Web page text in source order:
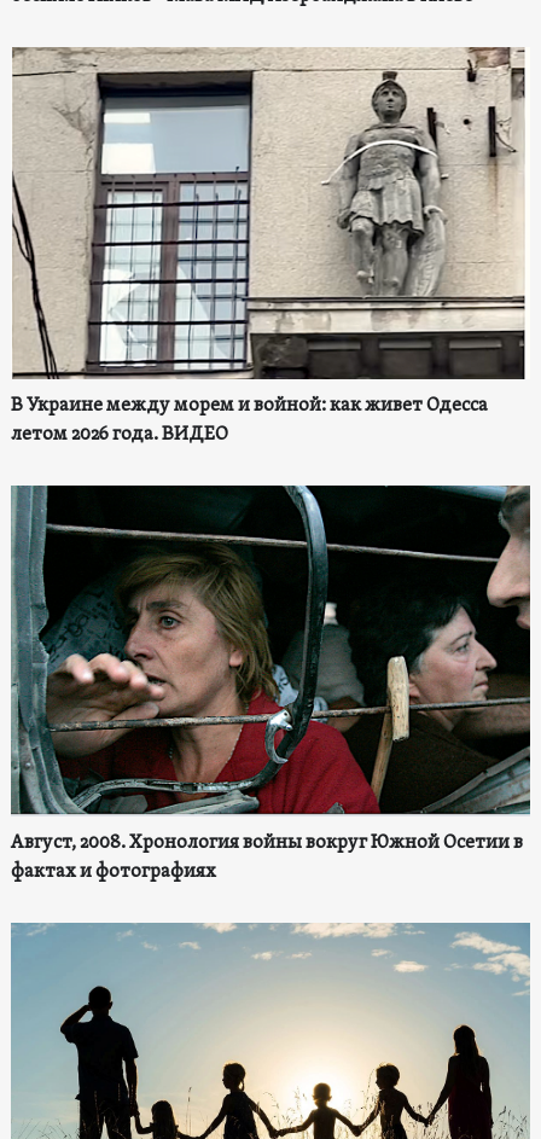
В Украине между морем и войной: как живет Одесса
летом 2026 года. ВИДЕО
Август, 2008. Хронология войны вокруг Южной Осетии в
фактах и фотографиях